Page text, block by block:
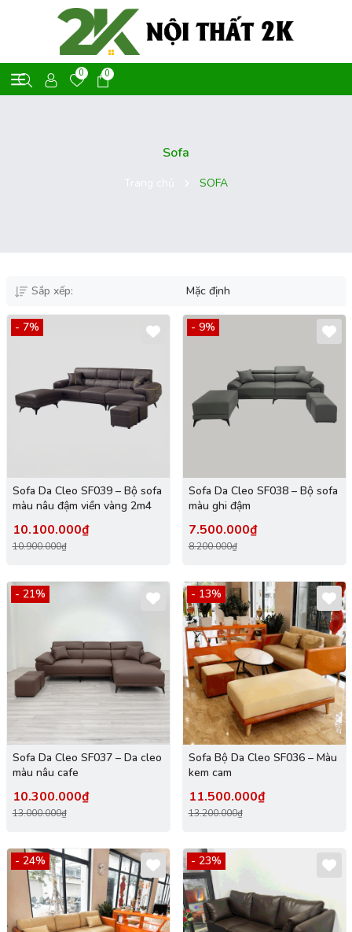
0 0
Sofa
SOFA
Sắp xếp: Mặc định
- 7%
Sofa Da Cleo SF039 – Bộ sofa
màu nâu đậm viền vàng 2m4
10.100.000₫
10.900.000₫
- 9%
Sofa Da Cleo SF038 – Bộ sofa
màu ghi đậm
7.500.000₫
8.200.000₫
- 21%
Sofa Da Cleo SF037 – Da cleo
màu nâu cafe
10.300.000₫
13.000.000₫
- 13%
Sofa Bộ Da Cleo SF036 – Màu
kem cam
11.500.000₫
13.200.000₫
- 24% - 23%